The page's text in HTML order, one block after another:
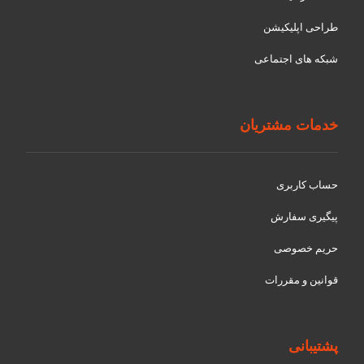
طراحی اپلیکیشن
شبکه های اجتماعی
خدمات مشتریان
حساب کاربری
پیگیری سفارش
حریم خصوصی
قوانین و مقررات
پشتیبانی